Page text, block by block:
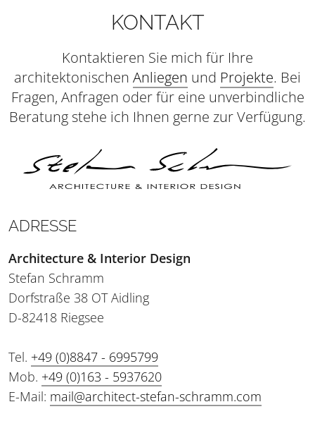
KONTAKT
Kontaktieren Sie mich für Ihre
architektonischen Anliegen und Projekte. Bei
Fragen, Anfragen oder für eine unverbindliche
Beratung stehe ich Ihnen gerne zur Verfügung.
ADRESSE
Architecture & Interior Design
Stefan Schramm
Dorfstraße 38 OT Aidling
D-82418 Riegsee
Tel. +49 (0)8847 - 6995799
Mob. +49 (0)163 - 5937620
E-Mail: mail@architect-stefan-schramm.com